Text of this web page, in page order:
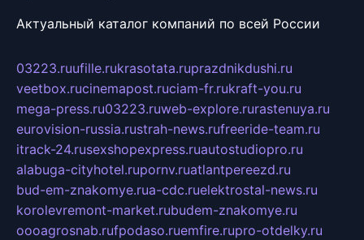
Актуальный каталог компаний по всей России
03223.ruufille.rukrasotata.ruprazdnikdushi.ru
veetbox.rucinemapost.ruciam-fr.rukraft-you.ru
mega-press.ru03223.ruweb-explore.rurastenuya.ru
eurovision-russia.rustrah-news.rufreeride-team.ru
itrack-24.rusexshopexpress.ruautostudiopro.ru
alabuga-cityhotel.rupornv.ruatlantpereezd.ru
bud-em-znakomye.rua-cdc.ruelektrostal-news.ru
korolevremont-market.rubudem-znakomye.ru
oooagrosnab.rufpodaso.ruemfire.rupro-otdelky.ru